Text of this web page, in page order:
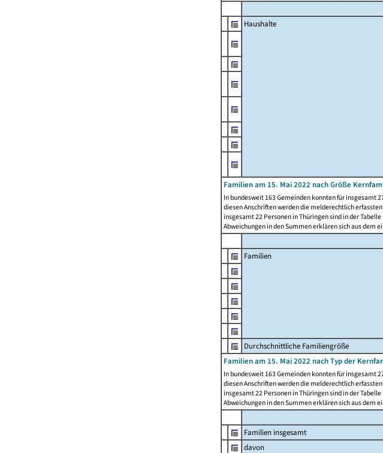
Haushalte
Familien am 15. Mai 2022 nach Größe
In bundesweit 163 Gemeinden konnten für insgesamt
diesen Anschriften werden die melderechtlich
insgesamt 22 Personen in Thüringen sind in der
Abweichungen in den Summen erklären sich aus dem
Familien
Durchschnittliche Familiengröße
Familien am 15. Mai 2022 nach Typ der
In bundesweit 163 Gemeinden konnten für insgesamt
diesen Anschriften werden die melderechtlich
insgesamt 22 Personen in Thüringen sind in der
Abweichungen in den Summen erklären sich aus dem
Familien insgesamt
davon